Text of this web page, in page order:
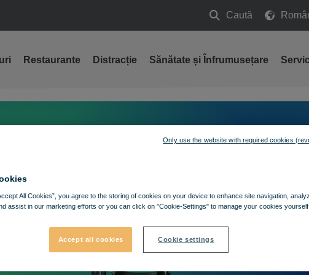
Caută
Caută
Restaurante Distracție Sănătate și Înfrumusețare
All Cookies”, you agree to the storing of cookies on your device to enhance site navigation,
assist in our marketing efforts or you can click on "Cookie-Settings" to manage your cookies yourself.
Accept all cookies Cookie settings
Only use the website with required cookies